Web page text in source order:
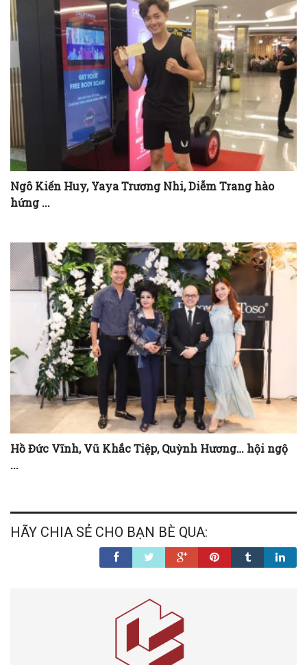
Ngô Kiến Huy, Yaya Trương Nhi, Diễm Trang hào
hứng ...
Hồ Đức Vĩnh, Vũ Khắc Tiệp, Quỳnh Hương… hội ngộ
...
HÃY CHIA SẺ CHO BẠN BÈ QUA: